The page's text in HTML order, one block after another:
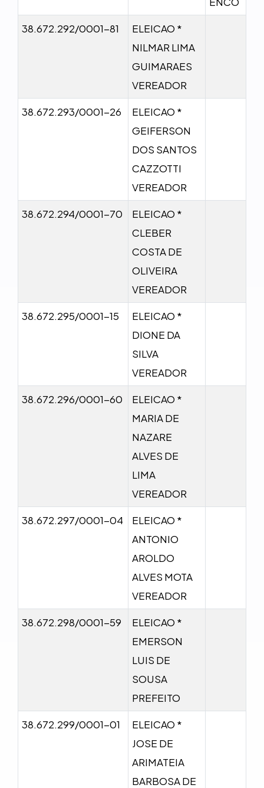
38.672.292/0001-81
ELEICAO *
NILMAR LIMA
GUIMARAES
VEREADOR
38.672.293/0001-26
ELEICAO *
GEIFERSON
DOS SANTOS
CAZZOTTI
VEREADOR
38.672.294/0001-70
ELEICAO *
CLEBER
COSTA DE
OLIVEIRA
VEREADOR
38.672.295/0001-15
ELEICAO *
DIONE DA
SILVA
VEREADOR
38.672.296/0001-60
ELEICAO *
MARIA DE
NAZARE
ALVES DE
LIMA
VEREADOR
38.672.297/0001-04
ELEICAO *
ANTONIO
AROLDO
ALVES MOTA
VEREADOR
38.672.298/0001-59
ELEICAO *
EMERSON
LUIS DE
SOUSA
PREFEITO
38.672.299/0001-01
ELEICAO *
JOSE DE
ARIMATEIA
BARBOSA DE